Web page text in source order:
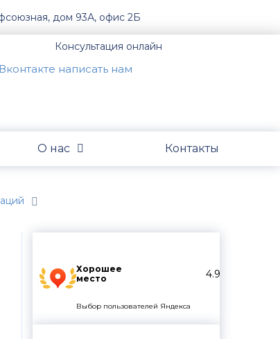
дом 93А, офис 2Б
Консультация онлайн
О нас Контакты
Хорошее
место
4.9
Выбор пользователей Яндекса